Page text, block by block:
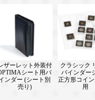
ザーレット外装付
シート用バ
ンダー (シート別
売り)
クラシック
バインダー
正方形コイ
用